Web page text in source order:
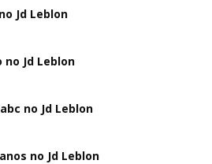
Jd Leblon
Jd Leblon
no Jd Leblon
no Jd Leblon